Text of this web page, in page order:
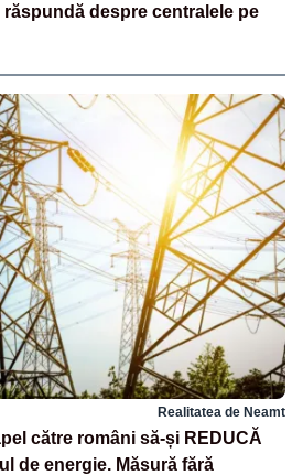
răspundă despre centralele pe
Realitatea de Neamt
către români să-și REDUCĂ
de energie. Măsură fără